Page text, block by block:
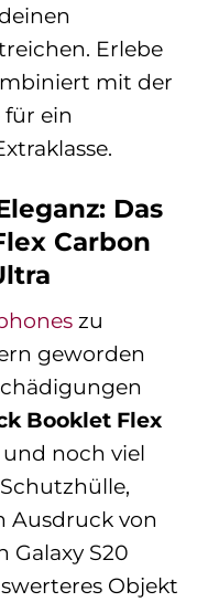
Erlebe
mit der
für ein
Das
Carbon
zu
geworden
Booklet Flex
noch viel
Ausdruck von
Galaxy S20
Objekt